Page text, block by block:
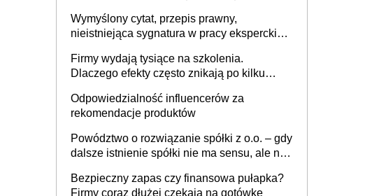
Wymyślony cytat, przepis prawny,
nieistniejąca sygnatura w pracy eksperckiej -
firmie
Firmy wydają tysiące na szkolenia.
Dlaczego efekty często znikają po kilku
Odpowiedzialność influencerów za
rekomendacje produktów
Powództwo o rozwiązanie spółki z o.o. – gdy
dalsze istnienie spółki nie ma sensu, ale nie
Bezpieczny zapas czy finansowa pułapka?
Firmy coraz dłużej czekają na gotówkę